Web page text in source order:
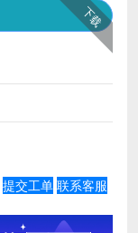
下载
提交工单 联系客服